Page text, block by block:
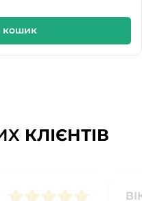
кошик
КЛІЄНТІВ